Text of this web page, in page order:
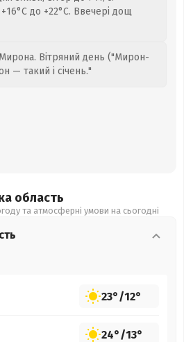
до +22°C. Ввечері дощ
Вітряний день ("Мирон-
— такий і січень."
область
та атмосферні умови на сьогодні
23°/12°
24°/13°